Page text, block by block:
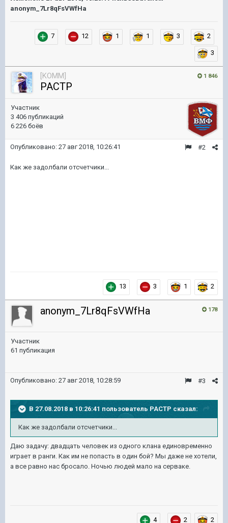
anonym_7Lr8qFsVWfHa
7 12 1 1 3 2
3
1 846
[KOMM]
PACTP
Участник
3 406 публикаций
6 226 боёв
#2
Опубликовано: 27 авг 2018, 10:26:41
Как же задолбали отсчетчики...
13 3 1 2
178
anonym_7Lr8qFsVWfHa
Участник
61 публикация
#3
Опубликовано: 27 авг 2018, 10:28:59
В 27.08.2018 в 10:26:41 пользователь PACTP сказал:
Как же задолбали отсчетчики...
Даю задачу: двадцать человек из одного клана единовременно
играет в ранги. Как им не попасть в один бой? Мы даже не хотели,
а все равно нас бросало. Ночью людей мало на серваке.
4 2 2